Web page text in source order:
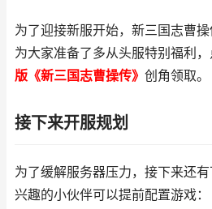
为了迎接新服开始，新三国志曹
为大家准备了多从头服特别福利，
版《新三国志曹操传》 创角领取。
接下来开服规划
为了缓解服务器压力，接下来还
兴趣的小伙伴可以提前配置游戏：